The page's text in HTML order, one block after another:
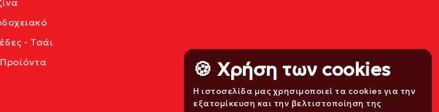
🍪 Χρήση των cookies
Η ιστοσελίδα μας χρησιμοποιεί τα cookies για την
εξατομίκευση και την βελτιστοποίηση της
- Τσάι